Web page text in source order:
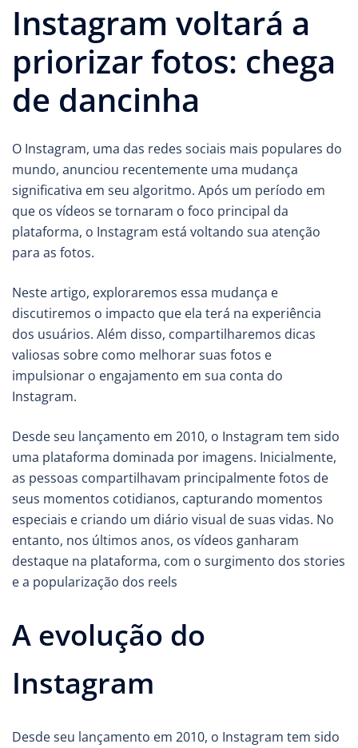
Instagram voltará a
priorizar fotos: chega
de dancinha
O Instagram, uma das redes sociais mais populares do
mundo, anunciou recentemente uma mudança
significativa em seu algoritmo. Após um período em
que os vídeos se tornaram o foco principal da
plataforma, o Instagram está voltando sua atenção
para as fotos.
Neste artigo, exploraremos essa mudança e
discutiremos o impacto que ela terá na experiência
dos usuários. Além disso, compartilharemos dicas
valiosas sobre como melhorar suas fotos e
impulsionar o engajamento em sua conta do
Instagram.
Desde seu lançamento em 2010, o Instagram tem sido
uma plataforma dominada por imagens. Inicialmente,
as pessoas compartilhavam principalmente fotos de
seus momentos cotidianos, capturando momentos
especiais e criando um diário visual de suas vidas. No
entanto, nos últimos anos, os vídeos ganharam
destaque na plataforma, com o surgimento dos stories
e a popularização dos reels
A evolução do
Instagram
Desde seu lançamento em 2010, o Instagram tem sido